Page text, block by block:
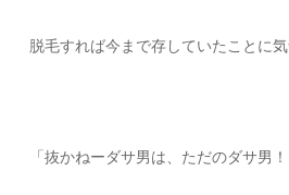
脱毛すれば今まで存していたことに気
「抜かねーダサ男は、ただのダサ男！